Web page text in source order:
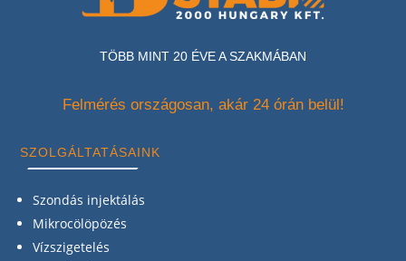
TÖBB MINT 20 ÉVE A SZAKMÁBAN
Felmérés országosan, akár 24 órán belül!
SZOLGÁLTATÁSAINK
Szondás injektálás
Mikrocölöpözés
Vízszigetelés